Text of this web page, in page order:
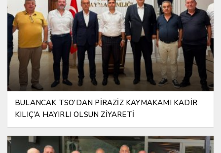
BULANCAK TSO’DAN PİRAZİZ KAYMAKAMI KADİR
KILIÇ’A HAYIRLI OLSUN ZİYARETİ